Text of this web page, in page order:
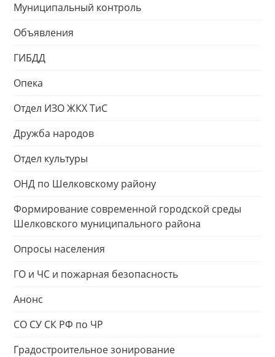
Муниципальный контроль
Объявления
ГИБДД
Опека
Отдел ИЗО ЖКХ ТиС
Дружба народов
Отдел культуры
ОНД по Шелковскому району
Формирование современной городской среды
Шелковского муниципального района
Опросы населения
ГО и ЧС и пожарная безопасность
Анонс
СО СУ СК РФ по ЧР
Градостроительное зонирование